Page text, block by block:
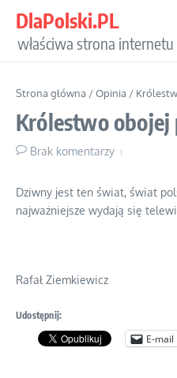
DlaPolski.PL
właściwa strona internetu
Strona główna /Opinia /
Królestwo
Brak komentarzy
Dziwny jest ten świat, świat
najważniejsze wydają się
Rafał Ziemkiewicz
Udostępnij:
E-mail